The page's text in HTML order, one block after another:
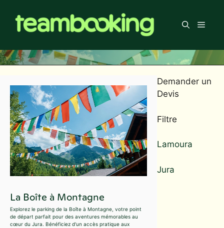
contenu
Menu
La Boîte à Montagne
Explorez le parking de la Boîte à Montagne, votre point
de départ parfait pour des aventures mémorables au
cœur du Jura. Bénéficiez d'un accès pratique aux
Demander un
Devis
Filtre
Lamoura
Jura